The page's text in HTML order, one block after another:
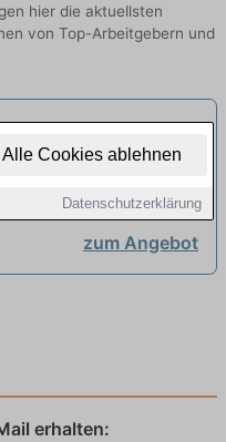
Alle Cookies ablehnen
Datenschutzerklärung
hier die aktuellsten
von Top-Arbeitgebern und
neuGmbH |
zum Angebot
erhalten: